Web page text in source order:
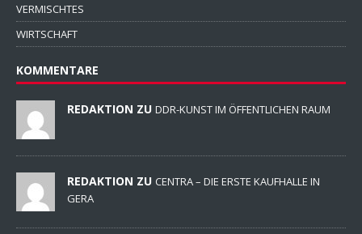
VERMISCHTES
WIRTSCHAFT
KOMMENTARE
REDAKTION ZU DDR-KUNST IM ÖFFENTLICHEN RAUM
REDAKTION ZU CENTRA – DIE ERSTE KAUFHALLE IN
GERA